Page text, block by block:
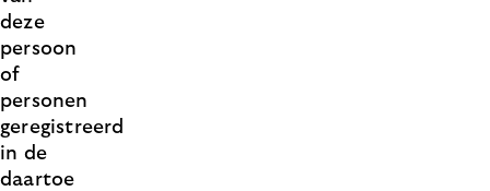
deze
persoon
of
personen
geregistreerd
in de
daartoe